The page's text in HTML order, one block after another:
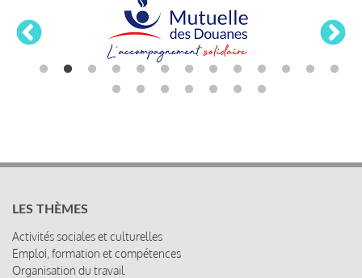
LES THÈMES
Activités sociales et culturelles
Emploi, formation et compétences
Organisation du travail